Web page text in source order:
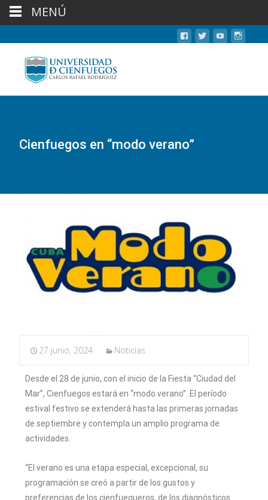
Cienfuegos en “modo verano”
27 junio, 2024 Noticias
Desde el 28 de junio, con el inicio de la Fiesta “Ciudad del
Mar”, Cienfuegos estará en “modo verano”. El período
estival festivo se extenderá hasta las primeras jornadas
de septiembre y contempla un amplio programa de
actividades.
“El verano es una etapa especial, excepcional, su
programación se creó a partir de los gustos y
preferencias de los cienfuegueros, de los diagnósticos
MENÚ